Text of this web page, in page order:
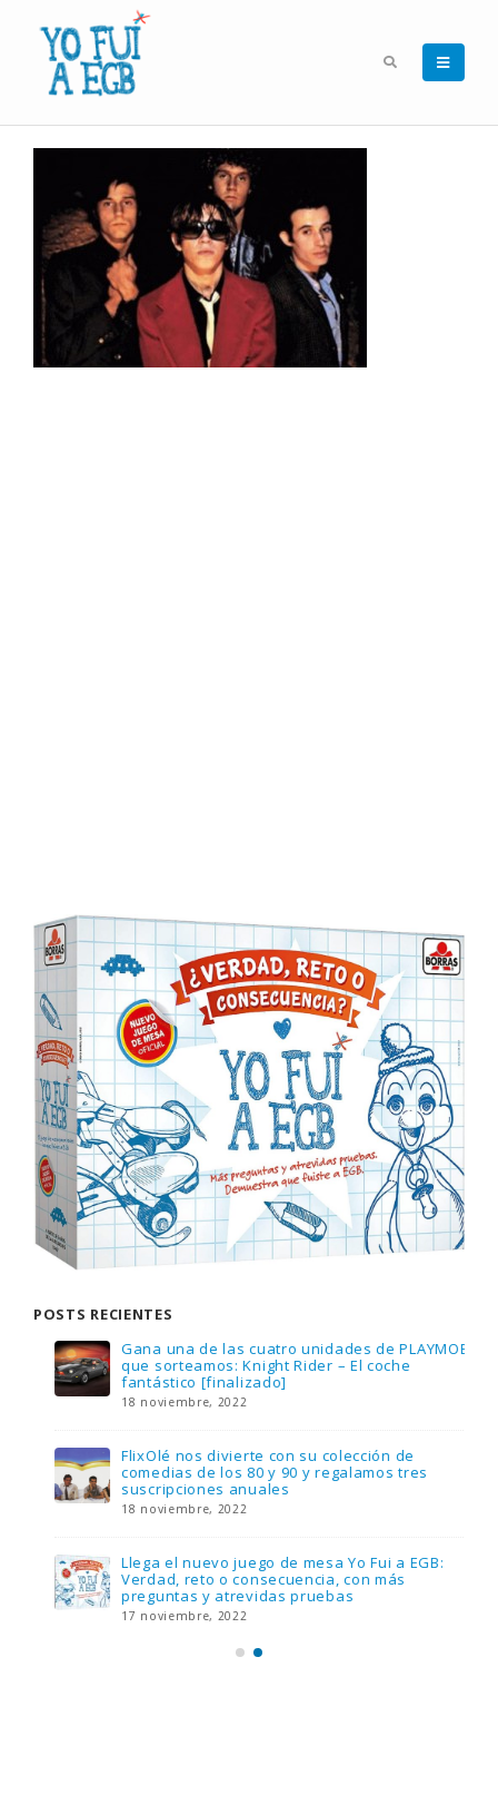
POSTS RECIENTES
Gana una de las cuatro unidades de PLAYMOBIL
que sorteamos: Knight Rider – El coche
fantástico [finalizado]
18 noviembre, 2022
FlixOlé nos divierte con su colección de
comedias de los 80 y 90 y regalamos tres
suscripciones anuales
18 noviembre, 2022
Llega el nuevo juego de mesa Yo Fui a EGB:
Verdad, reto o consecuencia, con más
preguntas y atrevidas pruebas
17 noviembre, 2022